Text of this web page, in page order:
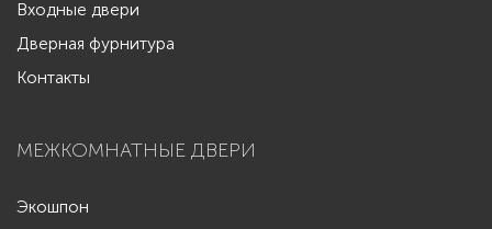
Входные двери
Дверная фурнитура
Контакты
МЕЖКОМНАТНЫЕ ДВЕРИ
Экошпон